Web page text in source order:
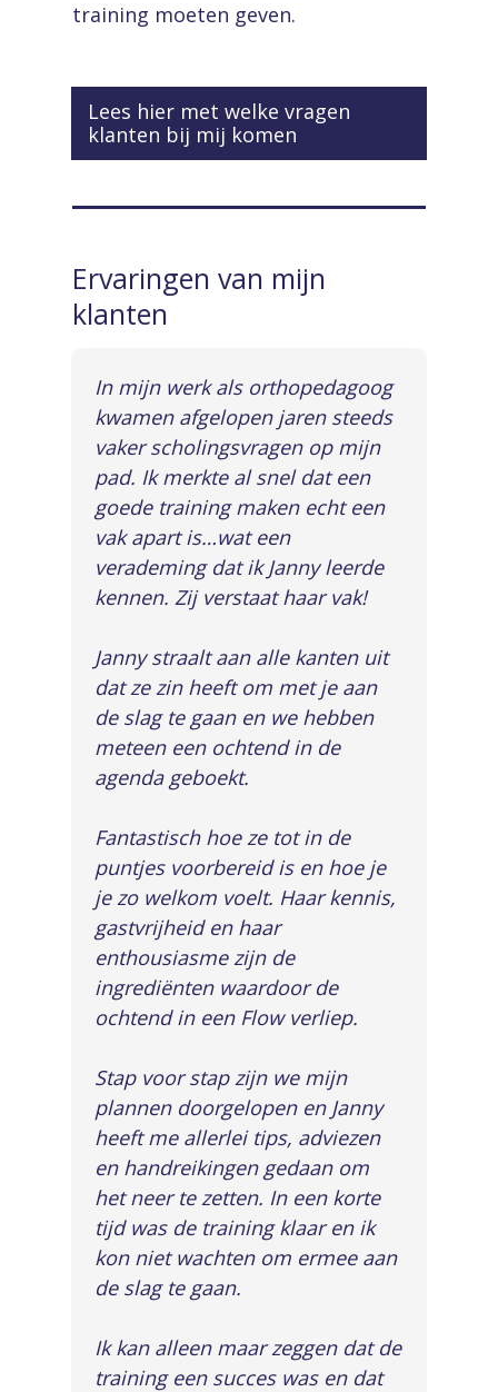
training moeten geven.
Lees hier met welke vragen
klanten bij mij komen
Ervaringen van mijn
klanten
In mijn werk als orthopedagoog
kwamen afgelopen jaren steeds
vaker scholingsvragen op mijn
pad. Ik merkte al snel dat een
goede training maken echt een
vak apart is…wat een
verademing dat ik Janny leerde
kennen. Zij verstaat haar vak!
Janny straalt aan alle kanten uit
dat ze zin heeft om met je aan
de slag te gaan en we hebben
meteen een ochtend in de
agenda geboekt.
Fantastisch hoe ze tot in de
puntjes voorbereid is en hoe je
je zo welkom voelt. Haar kennis,
gastvrijheid en haar
enthousiasme zijn de
ingrediënten waardoor de
ochtend in een Flow verliep.
Stap voor stap zijn we mijn
plannen doorgelopen en Janny
heeft me allerlei tips, adviezen
en handreikingen gedaan om
het neer te zetten. In een korte
tijd was de training klaar en ik
kon niet wachten om ermee aan
de slag te gaan.
Ik kan alleen maar zeggen dat de
training een succes was en dat